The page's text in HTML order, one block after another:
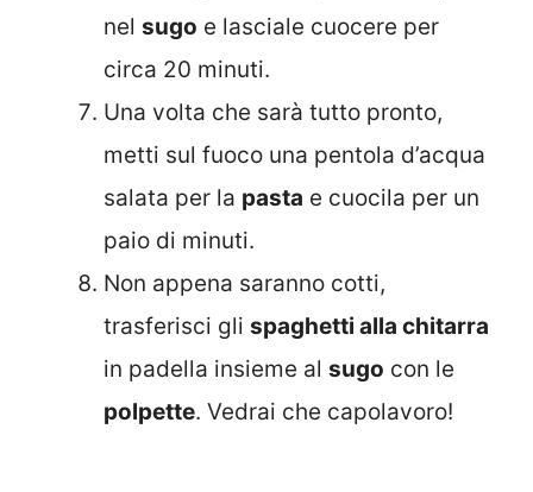
nel sugo e lasciale cuocere per
circa 20 minuti.
Una volta che sarà tutto pronto,
metti sul fuoco una pentola d’acqua
salata per la pasta e cuocila per un
paio di minuti.
Non appena saranno cotti,
trasferisci gli spaghetti alla chitarra
in padella insieme al sugo con le
polpette. Vedrai che capolavoro!